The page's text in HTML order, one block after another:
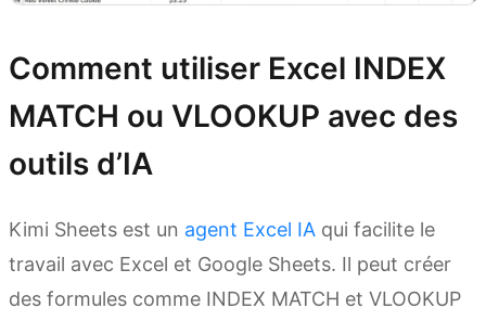
Comment utiliser Excel INDEX
MATCH ou VLOOKUP avec des
outils d’IA
Kimi Sheets est un agent Excel IA qui facilite le
travail avec Excel et Google Sheets. Il peut créer
des formules comme INDEX MATCH et VLOOKUP